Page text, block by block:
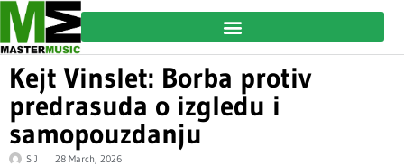
Kejt Vinslet: Borba protiv
predrasuda o izgledu i
samopouzdanju
S J 28 March, 2026